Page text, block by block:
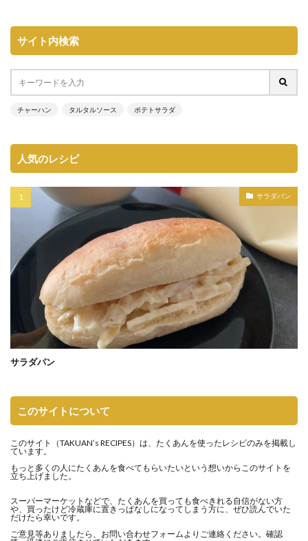
サイト内検索
チャーハン タルタルソース ポテトサラダ
人気のレシピ
サラダパン
サラダパン
このサイトについて
このサイト（TAKUAN’s RECIPES）は、たくあんを使ったレシピのみを掲載し
ています。
もっと多くの人にたくあんを食べてもらいたいという想いからこのサイトを
立ち上げました。
スーパーマーケットなどで、たくあんを買っても食べきれる自信がない方
や、買ったけど冷蔵庫に置きっぱなしになってしまう方に、ぜひ読んでいた
だけたら幸いです。
ご意見等ありましたら、 お問い合わせフォーム よりご連絡ください。確認